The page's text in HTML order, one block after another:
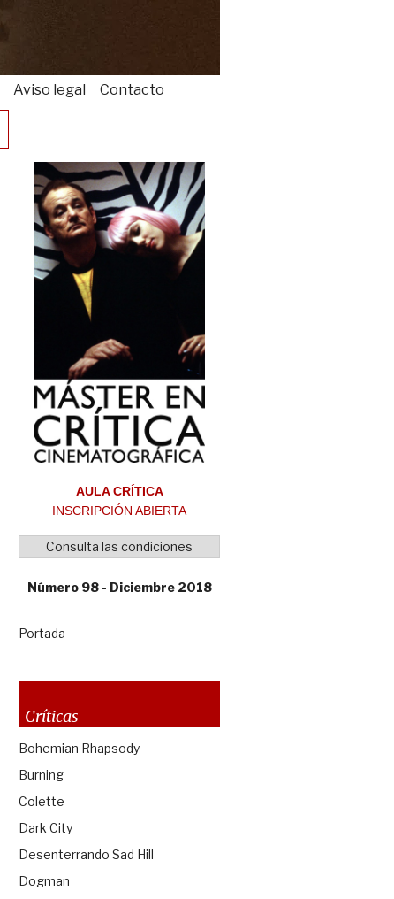
Aviso legal Contacto
AULA CRÍTICA
INSCRIPCIÓN ABIERTA
Consulta las condiciones
Número 98 - Diciembre 2018
Portada
Críticas
Bohemian Rhapsody
Burning
Colette
Dark City
Desenterrando Sad Hill
Dogman